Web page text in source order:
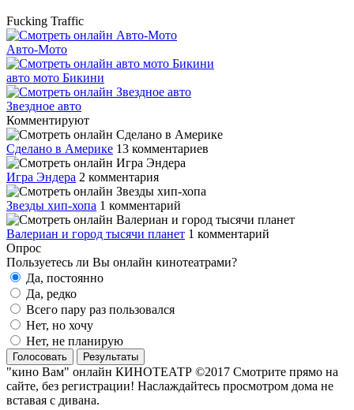
Fucking Traffic
Авто-Мото
авто мото Бикини
Звездное авто
Комментируют
Сделано в Америке 13 комментариев
Игра Эндера 2 комментария
Звезды хип-хопа 1 комментарий
Валериан и город тысячи планет 1 комментарий
Опрос
Пользуетесь ли Вы онлайн кинотеатрами?
Да, постоянно
Да, редко
Всего пару раз пользовался
Нет, но хочу
Нет, не планирую
Голосовать Результаты
"кино Вам" онлайн КИНОТЕАТР ©2017 Смотрите прямо на
сайте, без регистрации! Наслаждайтесь просмотром дома не
вставая с дивана.